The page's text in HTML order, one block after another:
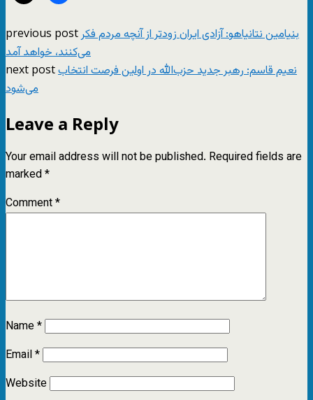
previous postبنیامین نتانیاهو: آزادی ایران زودتر از آنچه مردم فکر
می‌کنند، خواهد آمد
next postنعیم قاسم: رهبر جدید حزب‌الله در اولین فرصت انتخاب
می‌شود
Leave a Reply
Your email address will not be published. Required fields are
marked*
Comment*
Name*
Email*
Website